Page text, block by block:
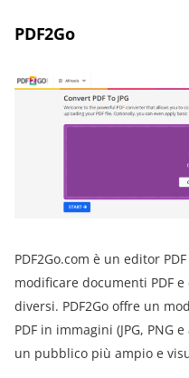
PDF2Go
PDF2Go.com è un editor
modificare documenti PDF
diversi. PDF2Go offre un
PDF in immagini (JPG,
un pubblico più ampio e